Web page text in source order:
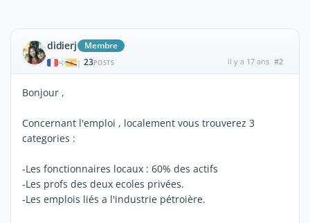
didierj Membre
| 23POSTS il y a 17 ans #2
Bonjour ,
Concernant l'emploi , localement vous trouverez 3
categories :
-Les fonctionnaires locaux : 60% des actifs
-Les profs des deux ecoles privées.
-Les emplois liés a l'industrie pétroière.